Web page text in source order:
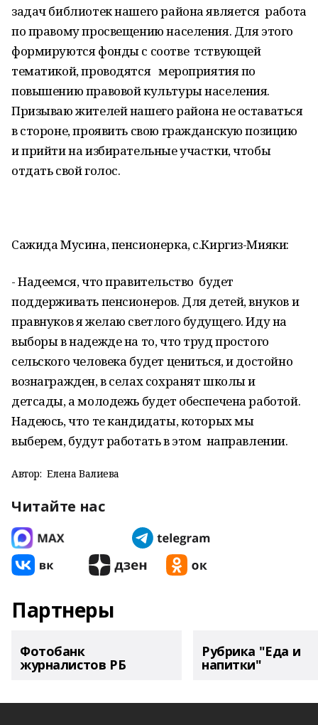
задач библиотек нашего района является работа
по правому просвещению населения. Для этого
формируются фонды с соотве тствующей
тематикой, проводятся мероприятия по
повышению правовой культуры населения.
Призываю жителей нашего района не оставаться
в стороне, проявить свою гражданскую позицию
и прийти на избирательные участки, чтобы
отдать свой голос.
Сажида Мусина, пенсионерка, с.Киргиз-Мияки:
- Надеемся, что правительство будет
поддерживать пенсионеров. Для детей, внуков и
правнуков я желаю светлого будущего. Иду на
выборы в надежде на то, что труд простого
сельского человека будет цениться, и достойно
вознагражден, в селах сохранят школы и
детсады, а молодежь будет обеспечена работой.
Надеюсь, что те кандидаты, которых мы
выберем, будут работать в этом направлении.
Автор: Елена Валиева
Читайте нас
Партнеры
Фотобанк
журналистов РБ
Рубрика "Еда и
напитки"